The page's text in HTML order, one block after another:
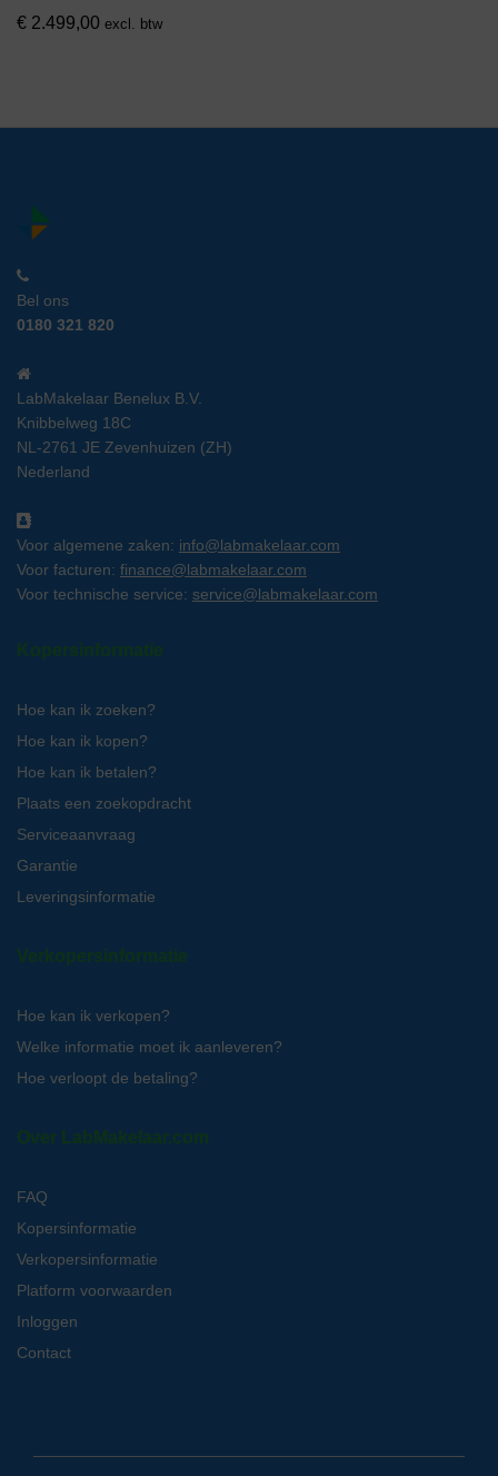
€ 2.499,00 excl. btw
Bel ons
0180 321 820
LabMakelaar Benelux B.V.
Knibbelweg 18C
NL-2761 JE Zevenhuizen (ZH)
Nederland
Voor algemene zaken: info@labmakelaar.com
Voor facturen: finance@labmakelaar.com
Voor technische service: service@labmakelaar.com
Kopersinformatie
Hoe kan ik zoeken?
Hoe kan ik kopen?
Hoe kan ik betalen?
Plaats een zoekopdracht
Serviceaanvraag
Garantie
Leveringsinformatie
Verkopersinformatie
Hoe kan ik verkopen?
Welke informatie moet ik aanleveren?
Hoe verloopt de betaling?
Over LabMakelaar.com
FAQ
Kopersinformatie
Verkopersinformatie
Platform voorwaarden
Inloggen
Contact